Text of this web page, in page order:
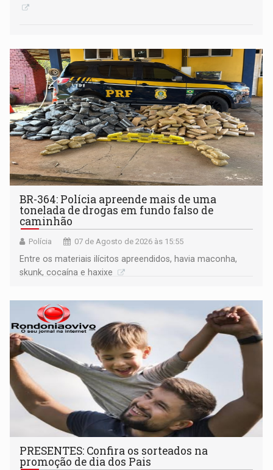
BR-364: Polícia apreende mais de uma
tonelada de drogas em fundo falso de
caminhão
Polícia 07 de Agosto de 2026 às 15:55
Entre os materiais ilícitos apreendidos, havia maconha,
skunk, cocaína e haxixe
PRESENTES: Confira os sorteados na
promoção de dia dos Pais